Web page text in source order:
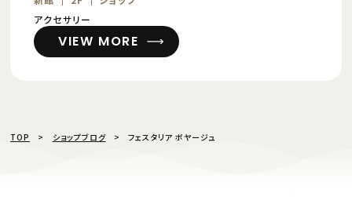
アクセサリー
VIEW MORE
TOP ショップブログ フェスタリア ボヤージュ